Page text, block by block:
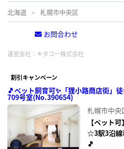
北海道 札幌市中央区
お問合わせ
運営会社： キタコー株式会社
割引キャンペーン
🎵ペット飼育可✨「狸小路商店街」
709号室(No.390654)
札幌市中央
【ペット
☆3駅3沿線
🎵